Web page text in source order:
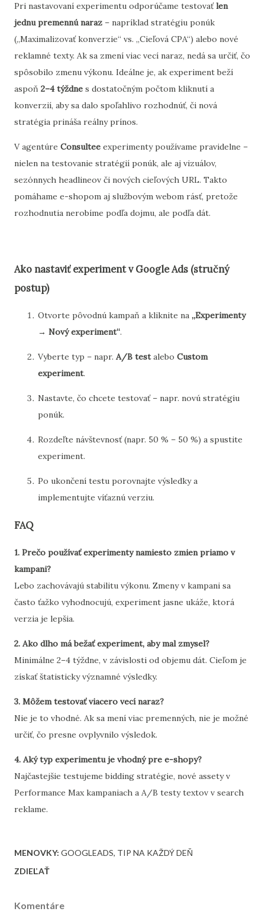
Pri nastavovaní experimentu odporúčame testovaťlen
jednu premennú naraz – napríklad stratégiu ponúk
(„Maximalizovať konverzie“ vs. „Cieľová CPA“) alebo nové
reklamné texty. Ak sa zmení viac vecí naraz, nedá sa určiť, čo
spôsobilo zmenu výkonu. Ideálne je, ak experiment beží
aspoň 2–4 týždne s dostatočným počtom kliknutí a
konverzií, aby sa dalo spoľahlivo rozhodnúť, či nová
stratégia prináša reálny prínos.
V agentúre Consultee experimenty používame pravidelne –
nielen na testovanie stratégií ponúk, ale aj vizuálov,
sezónnych headlineov či nových cieľových URL. Takto
pomáhame e-shopom aj službovým webom rásť, pretože
rozhodnutia nerobíme podľa dojmu, ale podľa dát.
Ako nastaviť experiment v Google Ads (stručný
postup)
Otvorte pôvodnú kampaň a kliknite na „Experimenty
→ Nový experiment“.
Vyberte typ – napr. A/B testalebo Custom
experiment.
Nastavte, čo chcete testovať – napr. novú stratégiu
ponúk.
Rozdeľte návštevnosť (napr. 50 % – 50 %) a spustite
experiment.
Po ukončení testu porovnajte výsledky a
implementujte víťaznú verziu.
FAQ
1. Prečo používať experimenty namiesto zmien priamo v
kampani?
Lebo zachovávajú stabilitu výkonu. Zmeny v kampani sa
často ťažko vyhodnocujú, experiment jasne ukáže, ktorá
verzia je lepšia.
2. Ako dlho má bežať experiment, aby mal zmysel?
Minimálne 2–4 týždne, v závislosti od objemu dát. Cieľom je
získať štatisticky významné výsledky.
3. Môžem testovať viacero vecí naraz?
Nie je to vhodné. Ak sa mení viac premenných, nie je možné
určiť, čo presne ovplyvnilo výsledok.
4. Aký typ experimentu je vhodný pre e-shopy?
Najčastejšie testujeme bidding stratégie, nové assety v
Performance Max kampaniach a A/B testy textov v search
reklame.
MENOVKY: GOOGLEADS TIP NA KAŽDÝ DEŇ
ZDIEĽAŤ
Komentáre